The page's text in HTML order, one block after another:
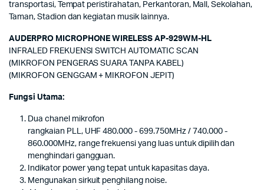
transportasi, Tempat peristirahatan, Perkantoran, Mall, Sekolahan,
Taman, Stadion dan kegiatan musik lainnya.
AUDERPRO MICROPHONE WIRELESS AP-929WM-HL
INFRALED FREKUENSI SWITCH AUTOMATIC SCAN
(MIKROFON PENGERAS SUARA TANPA KABEL)
(MIKROFON GENGGAM + MIKROFON JEPIT)
Fungsi Utama:
Dua chanel mikrofon
rangkaian PLL, UHF 480.000 - 699.750MHz / 740.000 -
860.000MHz, range frekuensi yang luas untuk dipilih dan
menghindari gangguan.
Indikator power yang tepat untuk kapasitas daya.
Mengunakan sirkuit penghilang noise.